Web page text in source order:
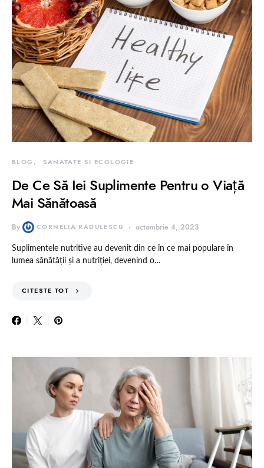
BLOG SANATATE SI ECOLOGIE
De Ce Să Iei Suplimente Pentru o Viață
Mai Sănătoasă
By CORNELIA RADULESCU octombrie 4, 2023
Suplimentele nutritive au devenit din ce în ce mai populare în
lumea sănătății și a nutriției, devenind o…
CITESTE TOT